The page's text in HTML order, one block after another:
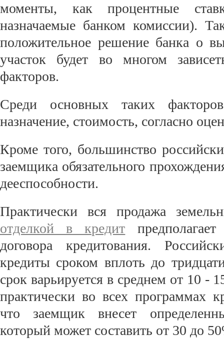
моменты, как процентные
назначаемые банком комиссии).
положительное решение банка о
участок будет во многом
факторов.
Среди основных таких
назначение, стоимость, согласно
Кроме того, большинство
заемщика обязательного
дееспособности.
Практически вся продажа
отделкой в кредит
договора кредитования.
кредиты сроком вплоть до
срок варьируется в среднем от 10 -
практически во всех программах
что заемщик внесет
который может составить от 30 до